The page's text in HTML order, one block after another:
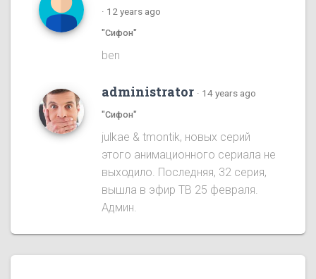
· 12 years ago
"Сифон"
ben
administrator · 14 years ago
"Сифон"
julkae & tmontik, новых серий
этого анимационного сериала не
выходило. Последняя, 32 серия,
вышла в эфир ТВ 25 февраля.
Админ.